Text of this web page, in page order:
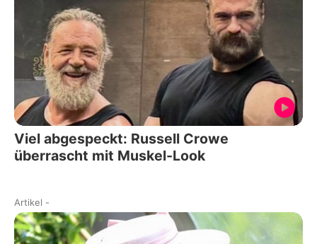
Viel abgespeckt: Russell Crowe
überrascht mit Muskel-Look
Artikel -